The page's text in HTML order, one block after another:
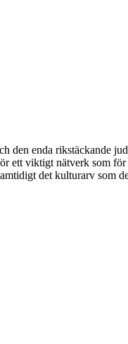
den enda rikstäckande
viktigt nätverk som
det kulturarv som